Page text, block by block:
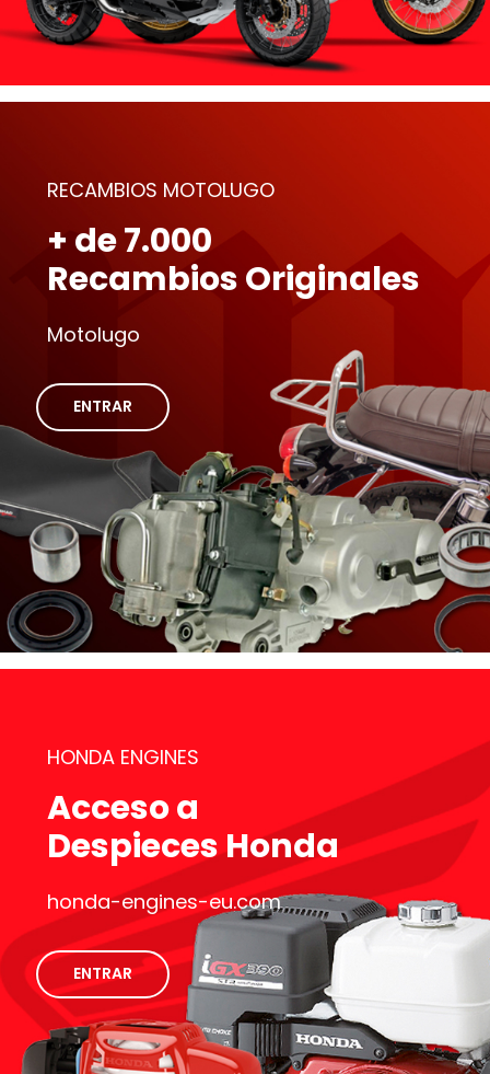
RECAMBIOS MOTOLUGO
+ de 7.000
Recambios Originales
Motolugo
ENTRAR
HONDA ENGINES
Acceso a
Despieces Honda
honda-engines-eu.com
ENTRAR